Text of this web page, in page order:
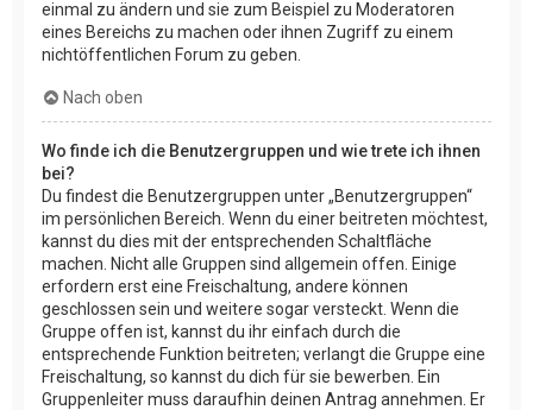
einmal zu ändern und sie zum Beispiel zu Moderatoren
eines Bereichs zu machen oder ihnen Zugriff zu einem
nichtöffentlichen Forum zu geben.
Nach oben
Wo finde ich die Benutzergruppen und wie trete ich ihnen
bei?
Du findest die Benutzergruppen unter „Benutzergruppen“
im persönlichen Bereich. Wenn du einer beitreten möchtest,
kannst du dies mit der entsprechenden Schaltfläche
machen. Nicht alle Gruppen sind allgemein offen. Einige
erfordern erst eine Freischaltung, andere können
geschlossen sein und weitere sogar versteckt. Wenn die
Gruppe offen ist, kannst du ihr einfach durch die
entsprechende Funktion beitreten; verlangt die Gruppe eine
Freischaltung, so kannst du dich für sie bewerben. Ein
Gruppenleiter muss daraufhin deinen Antrag annehmen. Er